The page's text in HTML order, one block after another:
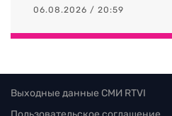
06.08.2026 / 20:59
Выходные данные СМИ RTVI